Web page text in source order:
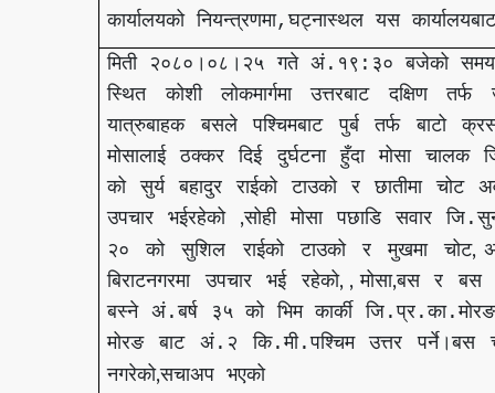
कार्यालयको नियन्त्रणमा,घट्नास्थल यस
मिती २०८०।०८।२५ गते अं. १९ : ३० बजेको
स्थित
कोशी लोकमार्गमा उत्तरबाट दक्षिण तर्फ
यात्रुबाहक
बसले पश्चिमबाट पुर्ब तर्फ बाटो
मोसालाई
ठक्कर दिई दुर्घटना हुँदा मोसा चालक
को
सुर्य बहादुर राईको टाउको र छातीमा चोट
उपचार
भईरहेको ,सोही मोसा पछाडि सवार जि .
२०
को सुशिल राईको टाउको र मुखमा चोट,
बिराटनगरमा
उपचार भई रहेको, ,मोसा,बस र
बस
बस्ने अं.बर्ष ३५ को भिम कार्की जि.प्र.का.
मोरङ
बाट अं. २ कि.मी.पश्चिम उत्तर पर्ने।बस
नगरेको,सचाअप भएको